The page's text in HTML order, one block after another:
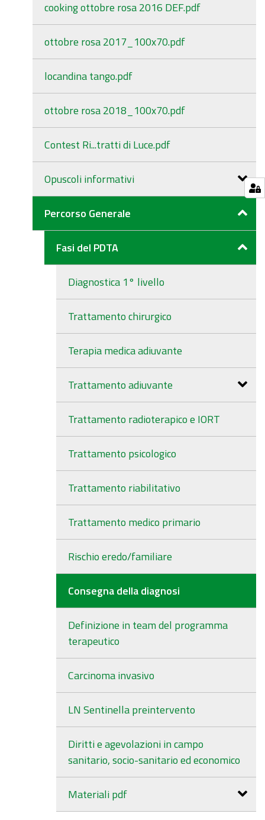
cooking ottobre rosa 2016 DEF.pdf
ottobre rosa 2017_100x70.pdf
locandina tango.pdf
ottobre rosa 2018_100x70.pdf
Contest Ri...tratti di Luce.pdf
Opuscoli informativi
Percorso Generale
Fasi del PDTA
Diagnostica 1° livello
Trattamento chirurgico
Terapia medica adiuvante
Trattamento adiuvante
Trattamento radioterapico e IORT
Trattamento psicologico
Trattamento riabilitativo
Trattamento medico primario
Rischio eredo/familiare
Consegna della diagnosi
Definizione in team del programma
terapeutico
Carcinoma invasivo
LN Sentinella preintervento
Diritti e agevolazioni in campo
sanitario, socio-sanitario ed economico
Materiali pdf